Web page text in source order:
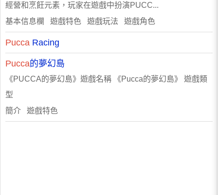
經營和烹飪元素，玩家在遊戲中扮演PUCC...
基本信息欄 遊戲特色 遊戲玩法 遊戲角色
Pucca Racing
Pucca的夢幻島
《PUCCA的夢幻島》遊戲名稱 《Pucca的夢幻島》 遊戲類
型
簡介 遊戲特色